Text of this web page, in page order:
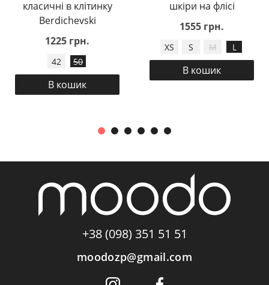
класичні в клітинку
Berdichevski
1225 грн.
42 50
В кошик
шкіри на флісі
1555 грн.
XS S M L
В кошик
+38 (098) 351 51 51
moodozp@gmail.com